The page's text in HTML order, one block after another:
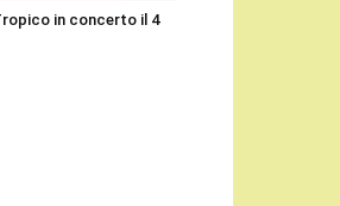
in concerto il 4